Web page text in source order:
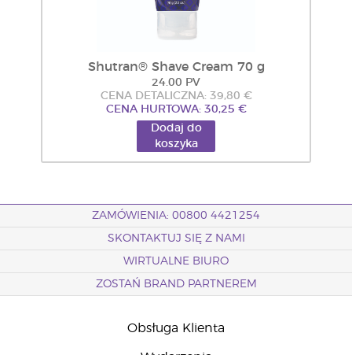
Shutran® Shave Cream 70 g
24.00 PV
CENA DETALICZNA: 39,80 €
CENA HURTOWA: 30,25 €
Dodaj do
koszyka
ZAMÓWIENIA: 00800 4421254
SKONTAKTUJ SIĘ Z NAMI
WIRTUALNE BIURO
ZOSTAŃ BRAND PARTNEREM
Obsługa Klienta